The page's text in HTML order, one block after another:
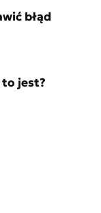
błąd
to jest?